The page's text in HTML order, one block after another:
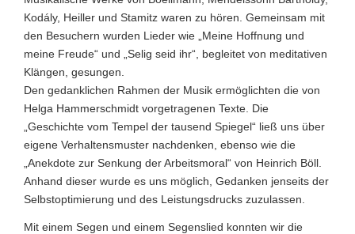
Kodály, Heiller und Stamitz waren zu hören. Gemeinsam mit
den Besuchern wurden Lieder wie „Meine Hoffnung und
meine Freude“ und „Selig seid ihr“, begleitet von meditativen
Klängen, gesungen.
Den gedanklichen Rahmen der Musik ermöglichten die von
Helga Hammerschmidt vorgetragenen Texte. Die
„Geschichte vom Tempel der tausend Spiegel“ ließ uns über
eigene Verhaltensmuster nachdenken, ebenso wie die
„Anekdote zur Senkung der Arbeitsmoral“ von Heinrich Böll.
Anhand dieser wurde es uns möglich, Gedanken jenseits der
Selbstoptimierung und des Leistungsdrucks zuzulassen.
Mit einem Segen und einem Segenslied konnten wir die